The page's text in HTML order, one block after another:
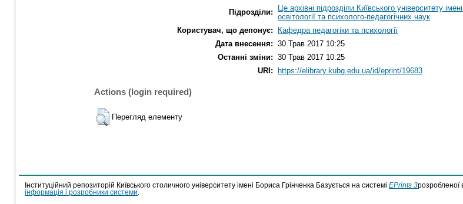
Підрозділи:
Це архівні підрозділи Київського університету
освітології та психолого-педагогічних наук
Користувач, що депонує:
Кафедра педагогіки та психології
Дата внесення: 30 Трав 2017 10:25
Останні зміни: 30 Трав 2017 10:25
URI:
https://elibrary.kubg.edu.ua/id/eprint/19683
Actions (login required)
Перегляд елементу
Інституційний репозиторій Київського столичного університету імені Бориса Грінченка Базується на системі EPrints 3розробленої
інформація і розробники системи